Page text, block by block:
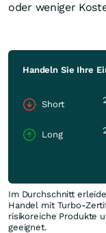
oder weniger
Handeln Sie Ihre
Short
Long
Im Durchschnitt
Handel mit Turbo-
risikoreiche Produkte
geeignet.